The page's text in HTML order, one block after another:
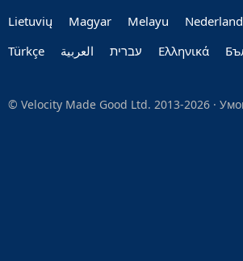
Lietuvių
Magyar Melayu
Türkçe
العربية‏ עברית‏ Ελληνικά
© Velocity Made Good Ltd. 2013-2026 ·